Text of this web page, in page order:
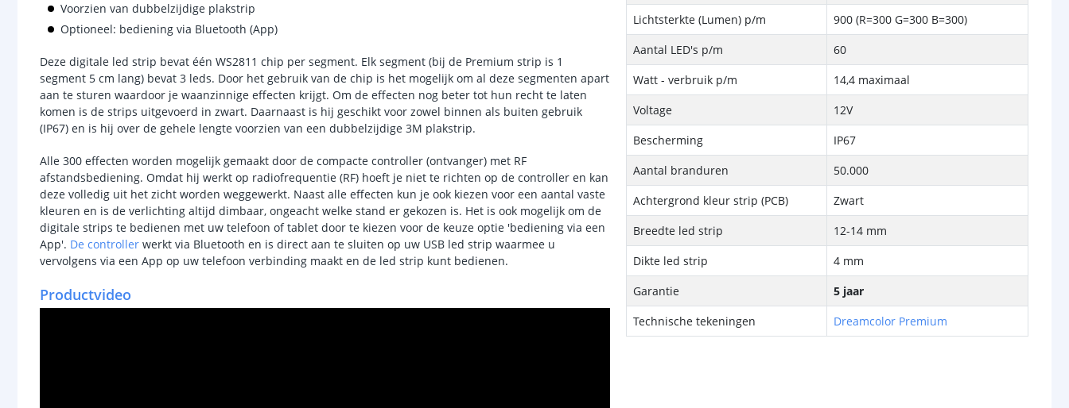
Voorzien van dubbelzijdige plakstrip
Optioneel: bediening via Bluetooth (App)
Deze digitale led strip bevat één WS2811 chip per segment. Elk segment (bij de Premium strip is 1
segment 5 cm lang) bevat 3 leds. Door het gebruik van de chip is het mogelijk om al deze segmenten apart
aan te sturen waardoor je waanzinnige effecten krijgt. Om de effecten nog beter tot hun recht te laten
komen is de strips uitgevoerd in zwart. Daarnaast is hij geschikt voor zowel binnen als buiten gebruik
(IP67) en is hij over de gehele lengte voorzien van een dubbelzijdige 3M plakstrip.
Alle 300 effecten worden mogelijk gemaakt door de compacte controller (ontvanger) met RF
afstandsbediening. Omdat hij werkt op radiofrequentie (RF) hoeft je niet te richten op de controller en kan
deze volledig uit het zicht worden weggewerkt. Naast alle effecten kun je ook kiezen voor een aantal vaste
kleuren en is de verlichting altijd dimbaar, ongeacht welke stand er gekozen is. Het is ook mogelijk om de
digitale strips te bedienen met uw telefoon of tablet door te kiezen voor de keuze optie 'bediening via een
App'. De controller werkt via Bluetooth en is direct aan te sluiten op uw USB led strip waarmee u
vervolgens via een App op uw telefoon verbinding maakt en de led strip kunt bedienen.
Productvideo
Lichtsterkte (Lumen) p/m
900 (R=300 G=300 B=300)
Aantal LED's p/m
60
Watt - verbruik p/m
14,4 maximaal
Voltage
12V
Bescherming
IP67
Aantal branduren
50.000
Achtergrond kleur strip (PCB)
Zwart
Breedte led strip
12-14 mm
Dikte led strip
4 mm
Garantie
5 jaar
Technische tekeningen
Dreamcolor Premium